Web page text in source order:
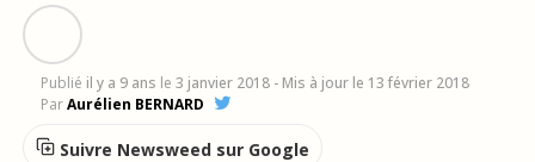
Publié il y a 9 ans le 3 janvier 2018 - Mis à jour le 13 février 2018
ParAurélien BERNARD
Suivre Newsweed sur Google